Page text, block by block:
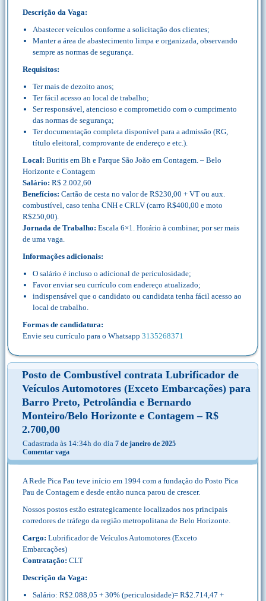
Descrição da Vaga:
Abastecer veículos conforme a solicitação dos clientes;
Manter a área de abastecimento limpa e organizada, observando
sempre as normas de segurança.
Requisitos:
Ter mais de dezoito anos;
Ter fácil acesso ao local de trabalho;
Ser responsável, atencioso e comprometido com o cumprimento
das normas de segurança;
Ter documentação completa disponível para a admissão (RG,
título eleitoral, comprovante de endereço e etc.).
Local: Buritis em Bh e Parque São João em Contagem. – Belo
Horizonte e Contagem
Salário: R$ 2.002,60
Benefícios: Cartão de cesta no valor de R$230,00 + VT ou aux.
combustível, caso tenha CNH e CRLV (carro R$400,00 e moto
R$250,00).
Jornada de Trabalho: Escala 6×1. Horário à combinar, por ser mais
de uma vaga.
Informações adicionais:
O salário é incluso o adicional de periculosidade;
Favor enviar seu currículo com endereço atualizado;
indispensável que o candidato ou candidata tenha fácil acesso ao
local de trabalho.
Formas de candidatura:
Envie seu currículo para o Whatsapp 3135268371
Posto de Combustível contrata Lubrificador de
Veículos Automotores (Exceto Embarcações) para
Barro Preto, Petrolândia e Bernardo
Monteiro/Belo Horizonte e Contagem – R$
2.700,00
Cadastrada às 14:34h do dia 7 de janeiro de 2025
Comentar vaga
A Rede Pica Pau teve início em 1994 com a fundação do Posto Pica
Pau de Contagem e desde então nunca parou de crescer.
Nossos postos estão estrategicamente localizados nos principais
corredores de tráfego da região metropolitana de Belo Horizonte.
Cargo: Lubrificador de Veículos Automotores (Exceto
Embarcações)
Contratação: CLT
Descrição da Vaga:
Salário: R$2.088,05 + 30% (periculosidade)= R$2.714,47 +